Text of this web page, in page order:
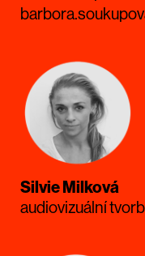
Silvie Milková
audiovizuální